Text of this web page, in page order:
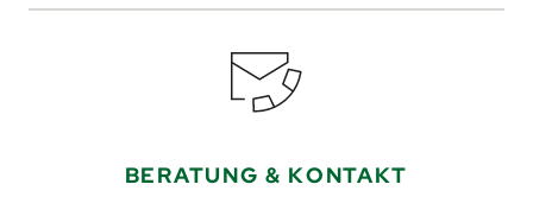
BERATUNG & KONTAKT